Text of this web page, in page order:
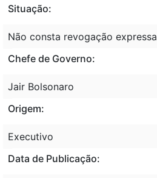
Situação:
Não consta revogação expressa
Chefe de Governo:
Jair Bolsonaro
Origem:
Executivo
Data de Publicação: